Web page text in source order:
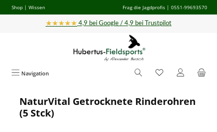
Zum Hauptinhalt springen
Shop | Wissen Frag die Jagdprofis | 0551-99693570
★★★★★ 4,9 bei Google / 4,9 bei Trustpilot
Navigation
Bildergalerie überspringen
NaturVital Getrocknete Rinderohren
(5 Stck)